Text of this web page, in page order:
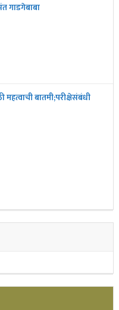
गाडगेबाबा
महत्वाची बातमी;परीक्षेसंबंधी